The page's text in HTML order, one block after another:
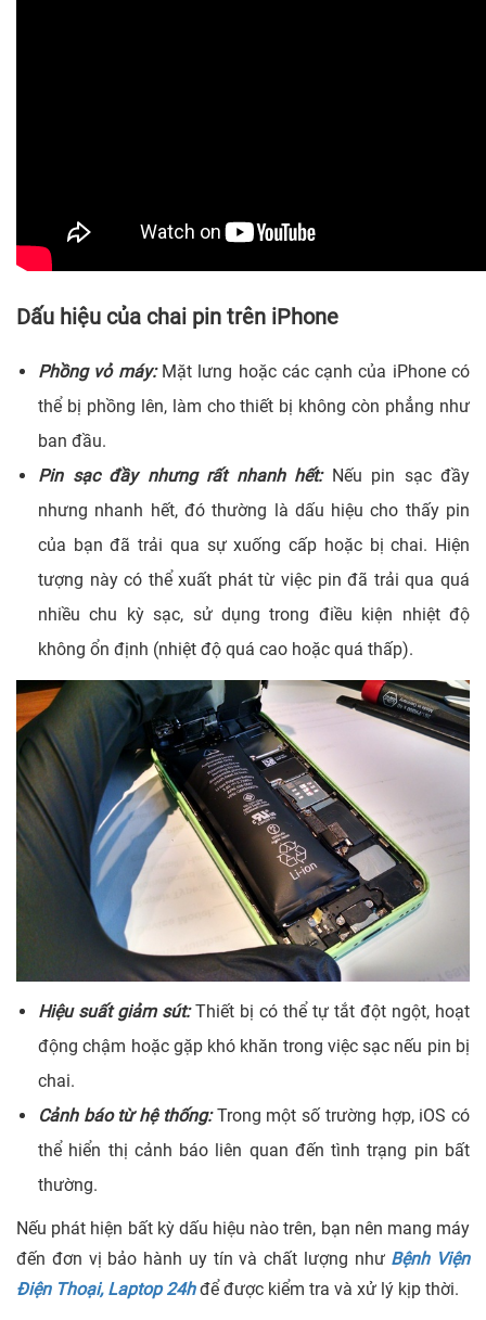
Dấu hiệu của chai pin trên iPhone
Phồng vỏ máy:Mặt lưng hoặc các cạnh của iPhone có
thể bị phồng lên, làm cho thiết bị không còn phẳng như
ban đầu.
Pin sạc đầy nhưng rất nhanh hết: Nếu pin sạc đầy
nhưng nhanh hết, đó thường là dấu hiệu cho thấy pin
của bạn đã trải qua sự xuống cấp hoặc bị chai. Hiện
tượng này có thể xuất phát từ việc pin đã trải qua quá
nhiều chu kỳ sạc, sử dụng trong điều kiện nhiệt độ
không ổn định (nhiệt độ quá cao hoặc quá thấp).
Hiệu suất giảm sút:Thiết bị có thể tự tắt đột ngột, hoạt
động chậm hoặc gặp khó khăn trong việc sạc nếu pin bị
chai.
Cảnh báo từ hệ thống:Trong một số trường hợp, iOS có
thể hiển thị cảnh báo liên quan đến tình trạng pin bất
thường.
Nếu phát hiện bất kỳ dấu hiệu nào trên, bạn nên mang máy
đến đơn vị bảo hành uy tín và chất lượng như Bệnh Viện
Điện Thoại, Laptop 24hđể được kiểm tra và xử lý kịp thời.